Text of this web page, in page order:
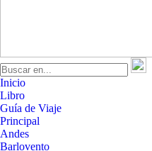
Inicio
Libro
Guía de Viaje
Principal
Andes
Barlovento